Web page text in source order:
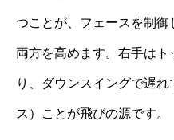
つことが、フェースを制
両方を高めます。右手は
り、ダウンスイングで遅
ス）ことが飛びの源です。